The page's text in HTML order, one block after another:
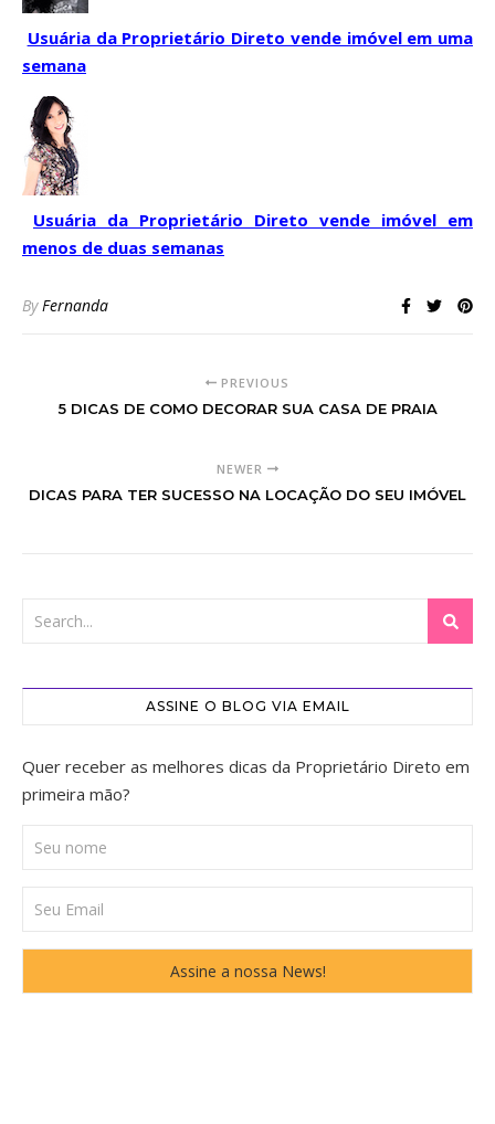
Usuária da Proprietário Direto vende imóvel em uma
semana
Usuária da Proprietário Direto vende imóvel em
menos de duas semanas
ByFernanda
PREVIOUS
5 DICAS DE COMO DECORAR SUA CASA DE PRAIA
NEWER
DICAS PARA TER SUCESSO NA LOCAÇÃO DO SEU IMÓVEL
ASSINE O BLOG VIA EMAIL
Quer receber as melhores dicas da Proprietário Direto em
primeira mão?